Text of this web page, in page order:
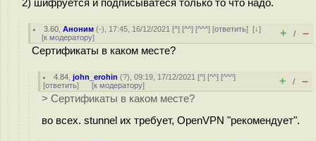
2) шифруется и подписыватеся только то что надо.
3.60 ,Аноним (-), 17:45, 16/12/2021 [^] [^^] [^^^] [ответить][↓]
[к модератору] + / –
Сертификаты в каком месте?
4.84 ,john_erohin (?), 09:19, 17/12/2021 [^] [^^] [^^^]
[ответить] [к модератору] + / –
> Сертификаты в каком месте?
во всех. stunnel их требует, OpenVPN "рекомендует".